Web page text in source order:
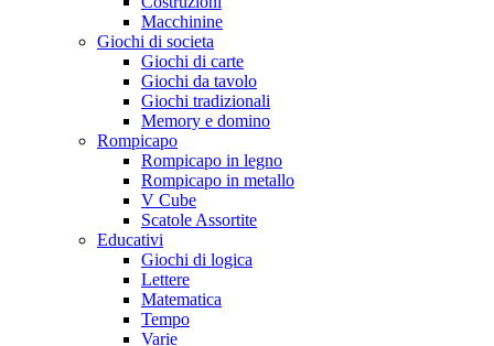
Macchinine
Giochi di societa
Giochi di carte
Giochi da tavolo
Giochi tradizionali
Memory e domino
Rompicapo
Rompicapo in legno
Rompicapo in metallo
V Cube
Scatole Assortite
Educativi
Giochi di logica
Lettere
Matematica
Tempo
Varie